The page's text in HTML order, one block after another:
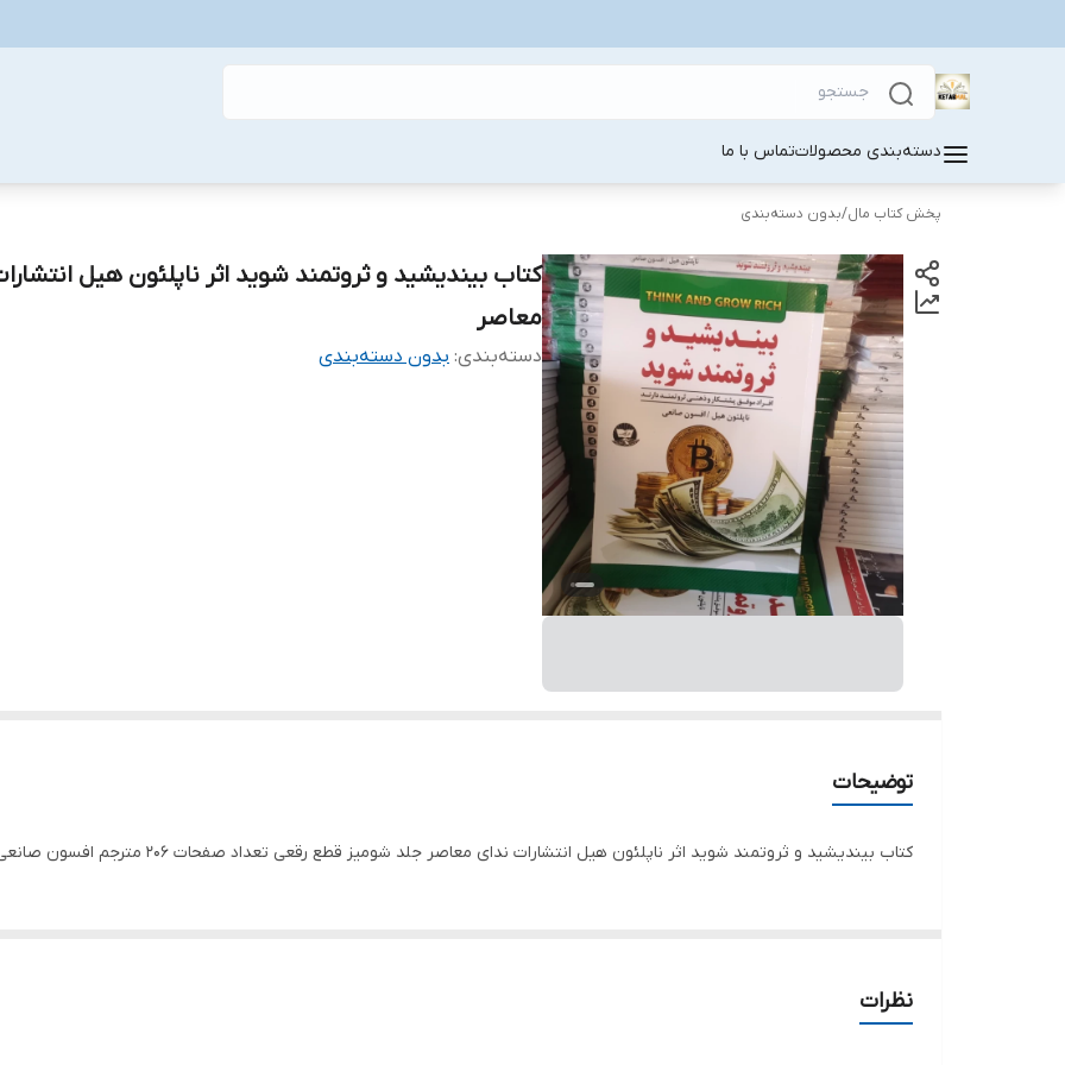
دسته‌بندی محصولاتتماس با ما
پخش کتاب مال/بدون دسته‌بندی
کتاب بیندیشید و ثروتمند شوید اثر ناپلئون هیل
معاصر
دسته‌بندی: بدون دسته‌بندی
توضیحات
کتاب بیندیشید و ثروتمند شوید اثر ناپلئون هیل انتشارات ندای معاصر جلد شومیز قطع رقعی تعداد صفحات 206 مترجم افسون صانعی
نظرات